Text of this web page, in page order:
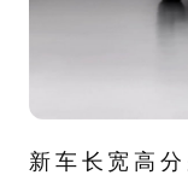
新车长宽高分